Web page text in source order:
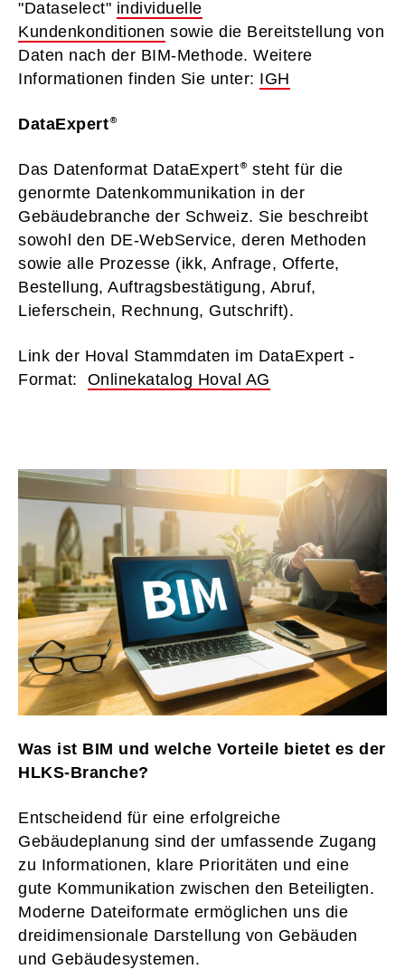
"Dataselect" individuelle
Kundenkonditionen sowie die Bereitstellung von
Daten nach der BIM-Methode. Weitere
Informationen finden Sie unter: IGH
DataExpert
Das Datenformat DataExpert
steht für die
genormte Datenkommunikation in der
Gebäudebranche der Schweiz. Sie beschreibt
sowohl den DE-WebService, deren Methoden
sowie alle Prozesse (ikk, Anfrage, Offerte,
Bestellung, Auftragsbestätigung, Abruf,
Lieferschein, Rechnung, Gutschrift).
Link der Hoval Stammdaten im DataExpert -
Format: Onlinekatalog Hoval AG
Was ist BIM und welche Vorteile bietet es der
HLKS-Branche?
Entscheidend für eine erfolgreiche
Gebäudeplanung sind der umfassende Zugang
zu Informationen, klare Prioritäten und eine
gute Kommunikation zwischen den Beteiligten.
Moderne Dateiformate ermöglichen uns die
dreidimensionale Darstellung von Gebäuden
und Gebäudesystemen.